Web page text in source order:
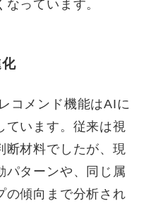
っています。
コメンド機能はAIに
ています。従来は視
断材料でしたが、現
パターンや、同じ属
の傾向まで分析され